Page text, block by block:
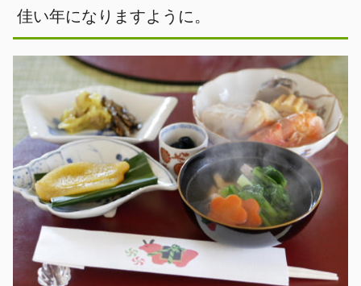
佳い年になりますように。